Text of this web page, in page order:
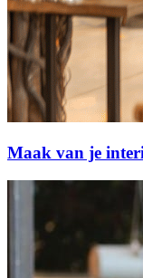
Maak van je